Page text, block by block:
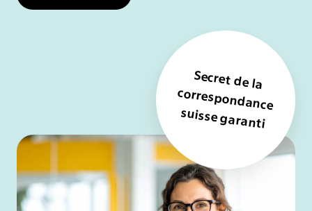
population
Secret de la
correspondance
suissegaranti